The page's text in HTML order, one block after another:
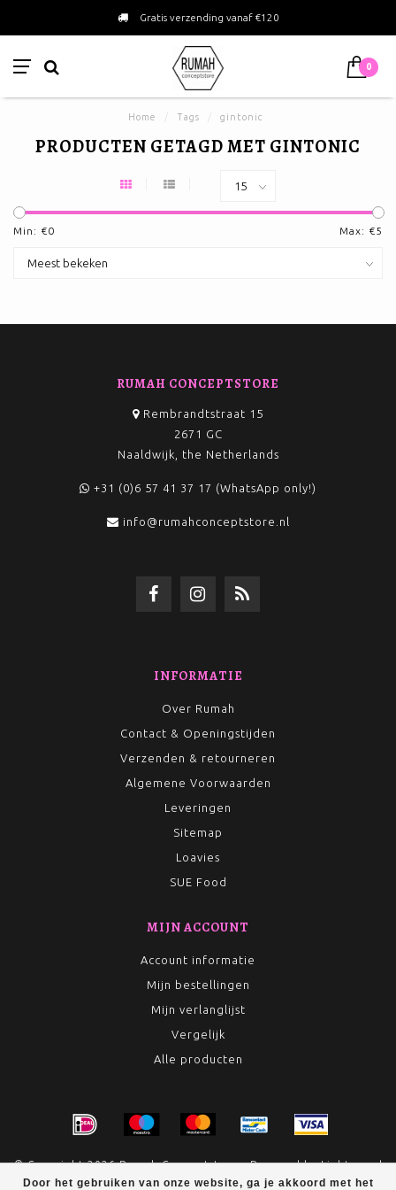
Gratis verzending vanaf €120
0
Home Tags gintonic
PRODUCTEN GETAGD MET GINTONIC
Min: €0 Max: €5
Door het gebruiken van onze website, ga je akkoord met het
RUMAH CONCEPTSTORE
Rembrandtstraat 15
2671 GC
Naaldwijk, the Netherlands
+31 (0)6 57 41 37 17 (WhatsApp only!)
info@rumahconceptstore.nl
INFORMATIE
Over Rumah
Contact & Openingstijden
Verzenden & retourneren
Algemene Voorwaarden
Leveringen
Sitemap
Loavies
SUE Food
MIJN ACCOUNT
Account informatie
Mijn bestellingen
Mijn verlanglijst
Vergelijk
Alle producten
© Copyright 2026 Rumah Conceptstore - Powered byLightspeed
- Theme by Dyvelopment